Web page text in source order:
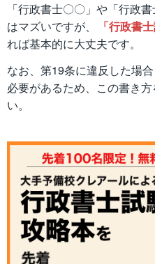
「行政書士〇〇」や「行政
はマズいですが、
「行政書
れば基本的に大丈夫です。
なお、第19条に違反した場合
必要があるため、この書き
い。